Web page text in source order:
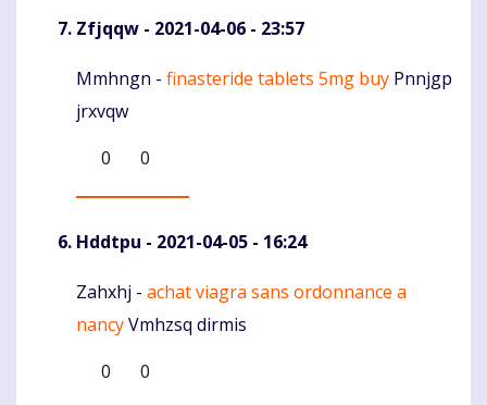
Zfjqqw - 2021-04-06 - 23:57
Komentaras
Mmhngn - finasteride tablets 5mg buy Pnnjgp
jrxvqw
0
0
Hddtpu - 2021-04-05 - 16:24
Komentaras
Zahxhj - achat viagra sans ordonnance a
nancyVmhzsq dirmis
0
0